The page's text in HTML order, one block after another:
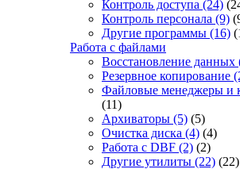
Контроль доступа (24)
Контроль персонала (9)
Другие программы (16)
Работа с файлами
Восстановление данных
Резервное копирование
Файловые менеджеры и
(11)
Архиваторы (5) (5)
Очистка диска (4) (4)
Работа с DBF (2) (2)
Другие утилиты (22) (22)